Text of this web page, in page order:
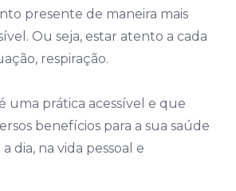
presente de maneira mais
Ou seja, estar atento a cada
respiração.
uma prática acessível e que
benefícios para a sua saúde
dia, na vida pessoal e